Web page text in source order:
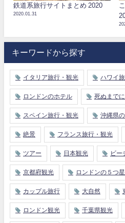
鉄道系旅行サイトまとめ 2020
2020.01.31
キーワードから探す
イタリア旅行・観光 ハワイ
ロンドンのホテル 死ぬまで
スペイン旅行・観光 沖縄県
絶景 フランス旅行・観光
ツアー 日本観光 ビー
京都府観光 ロンドンの５つ
カップル旅行 大自然
ロンドン観光 千葉県観光